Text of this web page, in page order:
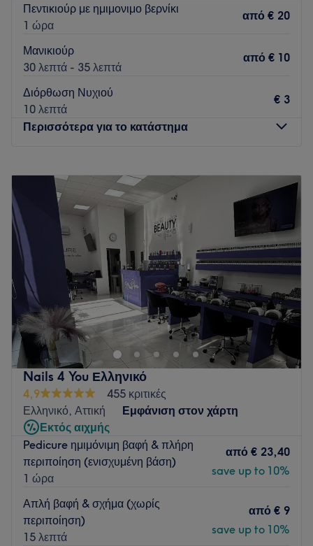
Πεντικιούρ με ημιμονιμο βερνίκι
1 ώρα
από € 20
Μανικιούρ
30 λεπτά - 35 λεπτά
από € 10
Διόρθωση Νυχιού
10 λεπτά
€ 3
Περισσότερα για το κατάστημα
Τρίτη
Τετάρτη
09:00–20:00
Πέμπτη
Παρασκευή
09:00 –20:00
Σάββατο
09:00–17:00
Κυριακή
Κλειστό
Το Vault Beauty Salon είναι ένας σύγχρονος και πολυτελής
χώρος ομορφιάς που συνδυάζει ανδρικό barber, γυναικείο
κομμωτήριο και υπηρεσίες νυχιών, προσφέροντας
ολοκληρωμένη εμπειρία περιποίησης υψηλού επιπέδου. Με
έμφαση στη λεπτομέρεια, την αισθητική και την ποιότητα, η
ομάδα μας αποτελείται από έμπειρους επαγγελματίες που
ακολουθούν τις τελευταίες τάσεις στην κομμωτική και την
ομορφιά. Σε έναν προσεγμένο, μοντέρνο και φιλόξενο χώρο.
Go to venue
Nails 4 You Ελληνικό
4,9
455 κριτικές
Ελληνικό, Αττική
Εμφάνιση στον χάρτη
Εκτός αιχμής
Pedicure ημιμόνιμη βαφή & πλήρη
περιποίηση (ενισχυμένη βάση)
1 ώρα
από € 23,40
save up to 10%
Απλή βαφή & σχήμα (χωρίς
περιποίηση)
15 λεπτά
από € 9
save up to 10%